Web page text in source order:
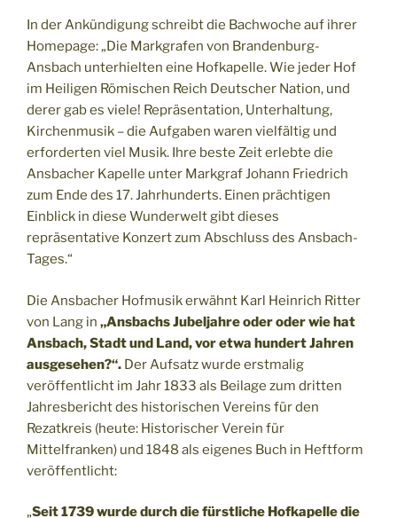
In der Ankündigung schreibt die Bachwoche auf ihrer
Homepage: „Die Markgrafen von Brandenburg-
Ansbach unterhielten eine Hofkapelle. Wie jeder Hof
im Heiligen Römischen Reich Deutscher Nation, und
derer gab es viele! Repräsentation, Unterhaltung,
Kirchenmusik – die Aufgaben waren vielfältig und
erforderten viel Musik. Ihre beste Zeit erlebte die
Ansbacher Kapelle unter Markgraf Johann Friedrich
zum Ende des 17. Jahrhunderts. Einen prächtigen
Einblick in diese Wunderwelt gibt dieses
repräsentative Konzert zum Abschluss des Ansbach-
Tages.“
Die Ansbacher Hofmusik erwähnt Karl Heinrich Ritter
von Lang in „Ansbachs Jubeljahre oder oder wie hat
Ansbach, Stadt und Land, vor etwa hundert Jahren
ausgesehen?“. Der Aufsatz wurde erstmalig
veröffentlicht im Jahr 1833 als Beilage zum dritten
Jahresbericht des historischen Vereins für den
Rezatkreis (heute: Historischer Verein für
Mittelfranken) und 1848 als eigenes Buch in Heftform
veröffentlicht:
„Seit 1739 wurde durch die fürstliche Hofkapelle die